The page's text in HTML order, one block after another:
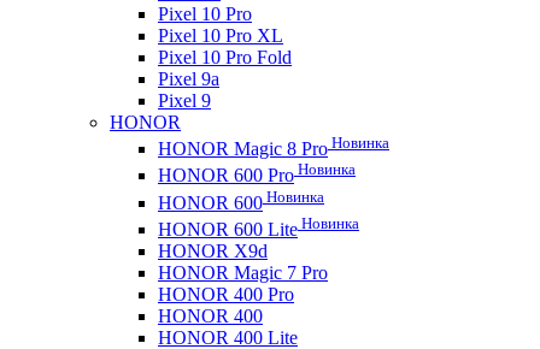
Pixel 10 Pro
Pixel 10 Pro XL
Pixel 10 Pro Fold
Pixel 9a
Pixel 9
HONOR
HONOR Magic 8 Pro Новинка
HONOR 600 Pro Новинка
HONOR 600 Новинка
HONOR 600 Lite Новинка
HONOR X9d
HONOR Magic 7 Pro
HONOR 400 Pro
HONOR 400
HONOR 400 Lite